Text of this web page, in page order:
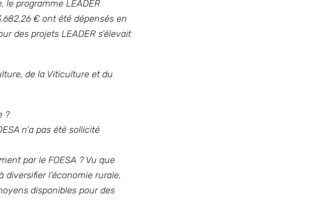
le programme LEADER
€ ont été dépensés en
des projets LEADER s’élevait
de la Viticulture et du
?
n’a pas été sollicité
par le FOESA ? Vu que
l’économie rurale,
disponibles pour des